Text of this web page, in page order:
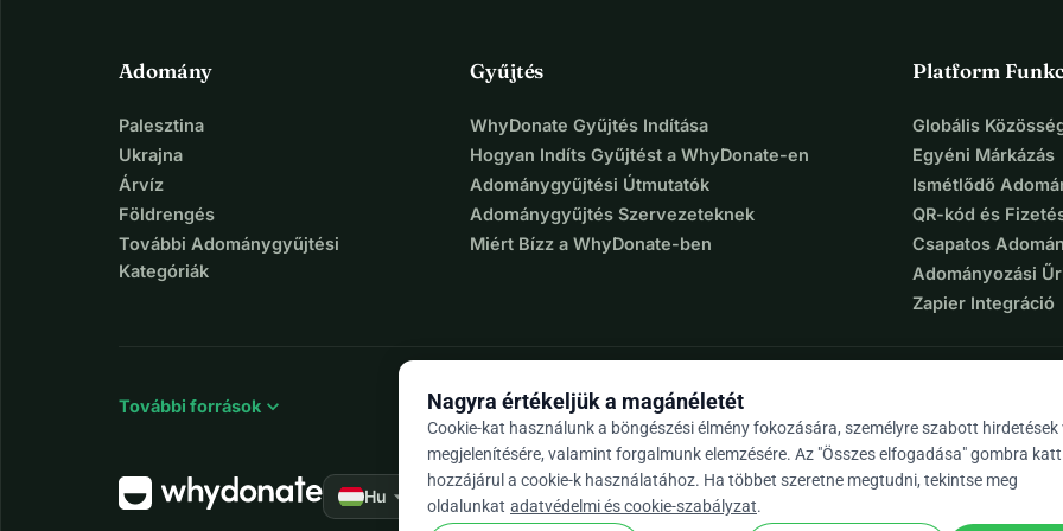
Adomány
Palesztina
Ukrajna
Árvíz
Földrengés
További Adománygyűjtési
Kategóriák
Gyűjtés
WhyDonate Gyűjtés Indítása
Hogyan Indíts Gyűjtést a WhyDonate-en
Adománygyűjtési Útmutatók
Adománygyűjtés Szervezeteknek
Miért Bízz a WhyDonate-ben
Platform
Globális
Egyéni Márkázás
Ismétlődő
QR-kód és
Csapatos
Adományozási
Zapier Integráció
További források expand_more
Hu arrow_drop_down ★★★★★ 4,9 / 5 több mint 500 értékelés alapján
Nagyra értékeljük a magánéletét
Cookie-kat használunk a böngészési élmény fokozására, személyre szabott
megjelenítésére, valamint forgalmunk elemzésére. Az "Összes elfogadása" gombra
hozzájárul a cookie-k használatához. Ha többet szeretne megtudni, tekintse meg
oldalunkat adatvédelmi és cookie-szabályzat.